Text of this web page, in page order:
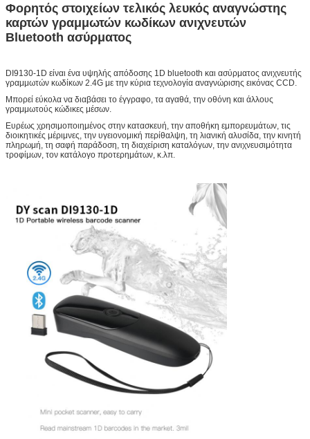
Φορητός στοιχείων τελικός λευκός αναγνώστης
καρτών γραμμωτών κωδίκων ανιχνευτών
Bluetooth ασύρματος
DI9130-1D είναι ένα υψηλής απόδοσης 1D bluetooth και ασύρματος ανιχνευτής
γραμμωτών κωδίκων 2.4G με την κύρια τεχνολογία αναγνώρισης εικόνας CCD.
Μπορεί εύκολα να διαβάσει το έγγραφο, τα αγαθά, την οθόνη και άλλους
γραμμωτούς κώδικες μέσων.
Ευρέως χρησιμοποιημένος στην κατασκευή, την αποθήκη εμπορευμάτων, τις
διοικητικές μέριμνες, την υγειονομική περίθαλψη, τη λιανική αλυσίδα, την κινητή
πληρωμή, τη σαφή παράδοση, τη διαχείριση καταλόγων, την ανιχνευσιμότητα
τροφίμων, τον κατάλογο προτερημάτων, κ.λπ.